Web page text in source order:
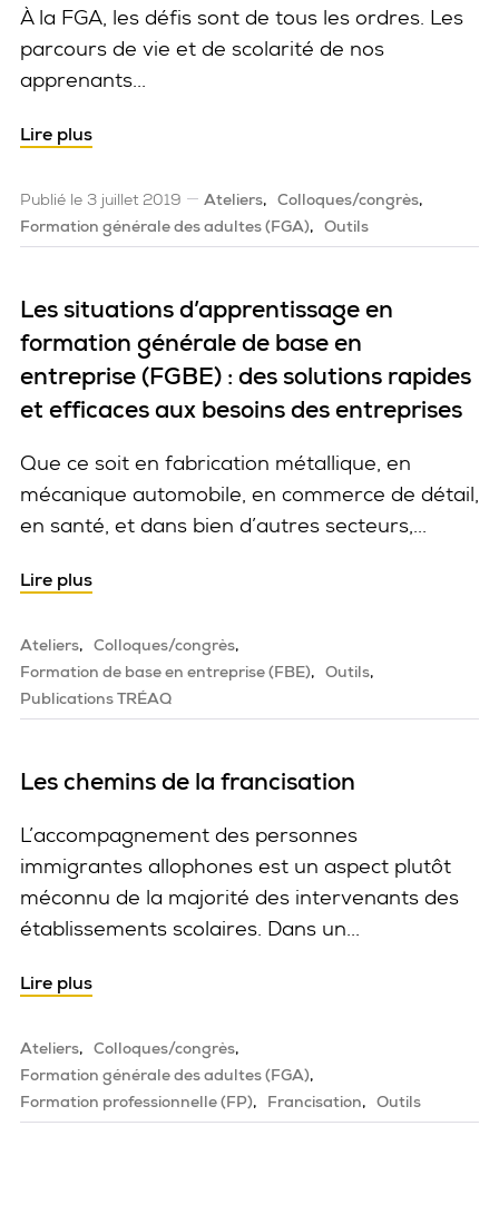
À la FGA, les défis sont de tous les ordres. Les
parcours de vie et de scolarité de nos
apprenants...
Lire plus
Publié le 3 juillet 2019 Ateliers
Colloques/congrès
Formation générale des adultes (FGA)
Outils
Les situations d’apprentissage en
formation générale de base en
entreprise (FGBE) : des solutions rapides
et efficaces aux besoins des entreprises
Que ce soit en fabrication métallique, en
mécanique automobile, en commerce de détail,
en santé, et dans bien d’autres secteurs,...
Lire plus
Ateliers
Colloques/congrès
Formation de base en entreprise (FBE)
Outils
Publications TRÉAQ
Les chemins de la francisation
L’accompagnement des personnes
immigrantes allophones est un aspect plutôt
méconnu de la majorité des intervenants des
établissements scolaires. Dans un...
Lire plus
Ateliers
Colloques/congrès
Formation générale des adultes (FGA)
Formation professionnelle (FP)
Francisation Outils